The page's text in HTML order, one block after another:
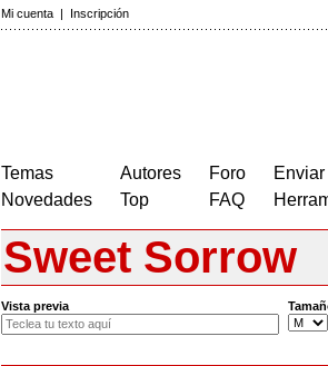
Mi cuenta | Inscripción
Temas
Novedades
Autores
Top
Foro
FAQ
Sweet Sorrow
Vista previa